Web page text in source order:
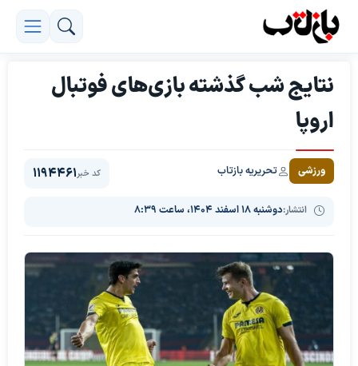
نتایج شب گذشته بازی‌های فوتبال
اروپا
ورزشی تحریریه بازتاب
انتشار:دوشنبه ۱۸ اسفند ۱۴۰۴، ساعت ۸:۳۹
کد خبر1194461